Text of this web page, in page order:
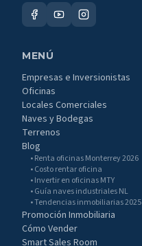
MENÚ
Empresas e Inversionistas
Oficinas
Locales Comerciales
Naves y Bodegas
Terrenos
Blog
• Renta oficinas Monterrey 2026
• Costo rentar oficina
• Invertir en oficinas MTY
• Guía naves industriales NL
• Tendencias inmobiliarias 2025
Promoción Inmobiliaria
Cómo Vender
Smart Sales Room